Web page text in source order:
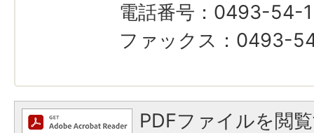
電話番号：0493-54-
ファックス：0493-
PDFファイルを閲